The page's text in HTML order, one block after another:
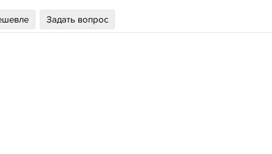
Задать вопрос